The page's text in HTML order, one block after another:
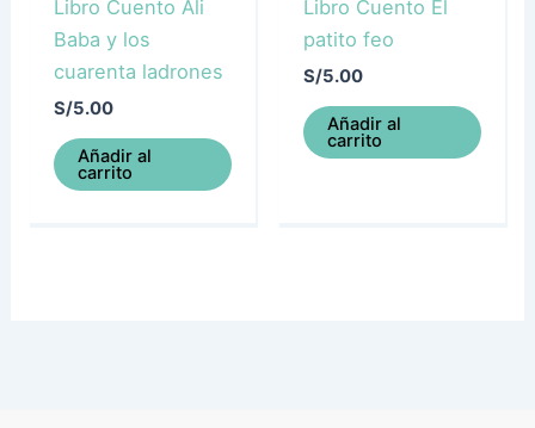
Libro Cuento Ali
Baba y los
cuarenta ladrones
S/5.00
Añadir al
carrito
Libro Cuento El
patito feo
S/5.00
Añadir al
carrito